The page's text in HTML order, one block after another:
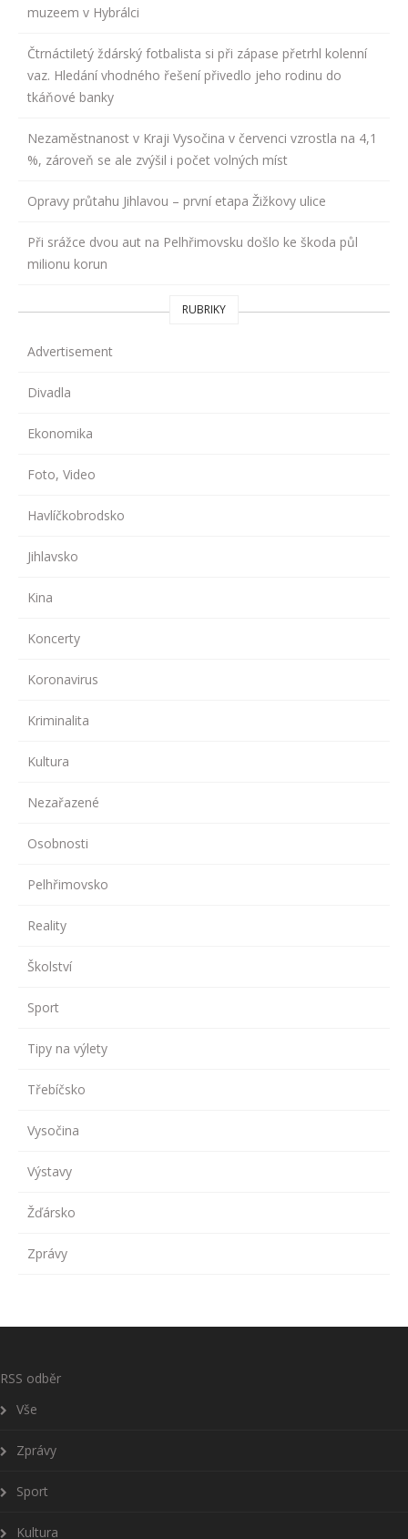
muzeem v Hybrálci
Čtrnáctiletý ždárský fotbalista si při zápase přetrhl kolenní
vaz. Hledání vhodného řešení přivedlo jeho rodinu do
tkáňové banky
Nezaměstnanost v Kraji Vysočina v červenci vzrostla na 4,1
%, zároveň se ale zvýšil i počet volných míst
Opravy průtahu Jihlavou – první etapa Žižkovy ulice
Při srážce dvou aut na Pelhřimovsku došlo ke škoda půl
milionu korun
RUBRIKY
Advertisement
Divadla
Ekonomika
Foto, Video
Havlíčkobrodsko
Jihlavsko
Kina
Koncerty
Koronavirus
Kriminalita
Kultura
Nezařazené
Osobnosti
Pelhřimovsko
Reality
Školství
Sport
Tipy na výlety
Třebíčsko
Vysočina
Výstavy
Žďársko
Zprávy
RSS odběr
Vše
Zprávy
Sport
Kultura